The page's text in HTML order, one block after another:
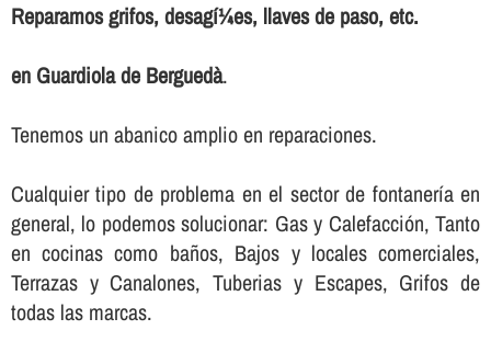
Reparamos grifos, desagí¼es, llaves de paso, etc.
en Guardiola de Berguedà.
Tenemos un abanico amplio en reparaciones.
Cualquier tipo de problema en el sector de fontanerí­a en
general, lo podemos solucionar: Gas y Calefacción, Tanto
en cocinas como baños, Bajos y locales comerciales,
Terrazas y Canalones, Tuberias y Escapes, Grifos de
todas las marcas.